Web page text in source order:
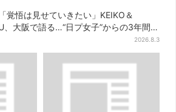
覚悟は見せていきたい」KEIKO＆
、大阪で語る…“日プ女子”からの3年間
2026.8.3